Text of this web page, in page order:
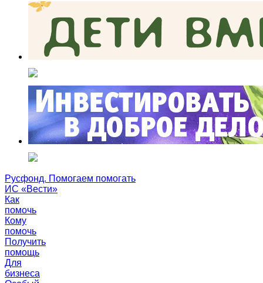
Русфонд. Помогаем помогать
ИС «Вести»
Как
помочь
Кому
помочь
Получить
помощь
Для
бизнеса